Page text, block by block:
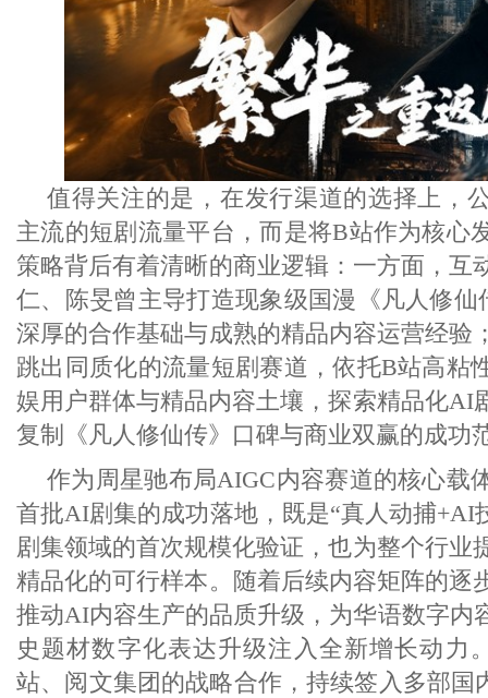
值得关注的是，在发行渠道的选择上，
主流的短剧流量平台，而是将B站作为核心
策略背后有着清晰的商业逻辑：一方面，互
仁、陈旻曾主导打造现象级国漫《凡人修
深厚的合作基础与成熟的精品内容运营经验
跳出同质化的流量短剧赛道，依托B站高粘
娱用户群体与精品内容土壤，探索精品化AI
复制《凡人修仙传》口碑与商业双赢的成功
作为周星驰布局AIGC内容赛道的核心载
首批AI剧集的成功落地，既是“真人动捕+AI
剧集领域的首次规模化验证，也为整个行业
精品化的可行样本。随着后续内容矩阵的逐
推动AI内容生产的品质升级，为华语数字内
史题材数字化表达升级注入全新增长动力
站、阅文集团的战略合作，持续签入多部国